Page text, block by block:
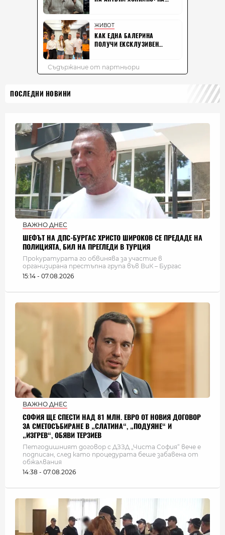
ПОСЛЕДНИ НОВИНИ
ВАЖНО ДНЕС
ШЕФЪТ НА ДПС-БУРГАС ХРИСТО ШИРОКОВ СЕ ПРЕДАДЕ НА
ПОЛИЦИЯТА, БИЛ НА ПРЕГЛЕДИ В ТУРЦИЯ
Прокуратурата го обвинява за участие в
организирана престъпна група във ВиК – Бургас
15:14 - 07.08.2026
ВАЖНО ДНЕС
СОФИЯ ЩЕ СПЕСТИ НАД 81 МЛН. ЕВРО ОТ НОВИЯ ДОГОВОР
ЗА СМЕТОСЪБИРАНЕ В „СЛАТИНА“, „ПОДУЯНЕ“ И
„ИЗГРЕВ“, ОБЯВИ ТЕРЗИЕВ
Петгодишният договор с ДЗЗД „Чиста София“ вече е
подписан, след като процедурата беше забавена от
обжалвания
14:38 - 07.08.2026